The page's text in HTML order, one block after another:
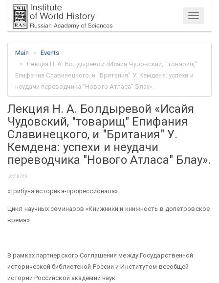
Menu
Main
Events
Лекция Н. А. Болдыревой «Исайя Чудовский, "товарищ"
Епифания Славинецкого, и "Британия" У. Кемдена: успехи и
неудачи переводчика "Нового Атласа" Блау».
Лекция Н. А. Болдыревой «Исайя
Чудовский, "товарищ" Епифания
Славинецкого, и "Британия" У.
Кемдена: успехи и неудачи
переводчика "Нового Атласа" Блау».
Lectures
«Трибуна историка-профессионала».
Цикл научных семинаров «Книжники и книжность в допетровское
время»
В рамках партнерского Соглашения между Государственной
исторической библиотекой России и Институтом всеобщей
истории Российской академии наук.